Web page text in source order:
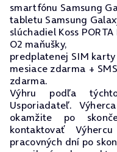
smartfónu Samsung
tabletu Samsung
slúchadiel Koss
O2 maňušky,
predplatenej SIM
mesiace zdarma +
zdarma.
Výhru podľa
Usporiadateľ.
okamžite po
kontaktovať
pracovných dní po